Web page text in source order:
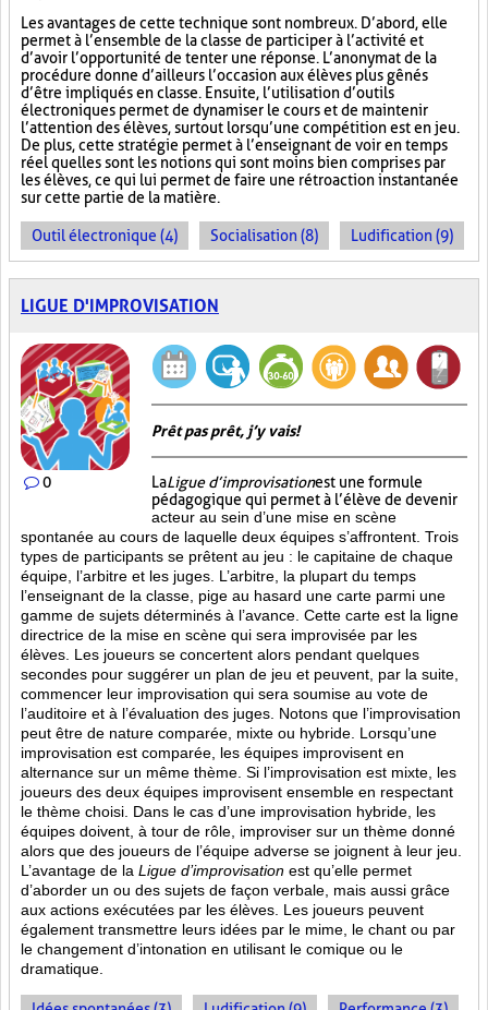
Les avantages de cette technique sont nombreux. D’abord, elle
permet à l’ensemble de la classe de participer à l’activité et
d’avoir l’opportunité de tenter une réponse. L’anonymat de la
procédure donne d’ailleurs l’occasion aux élèves plus gênés
d’être impliqués en classe. Ensuite, l’utilisation d’outils
électroniques permet de dynamiser le cours et de maintenir
l’attention des élèves, surtout lorsqu’une compétition est en jeu.
De plus, cette stratégie permet à l’enseignant de voir en temps
réel quelles sont les notions qui sont moins bien comprises par
les élèves, ce qui lui permet de faire une rétroaction instantanée
sur cette partie de la matière.
Outil électronique (4) Socialisation (8) Ludification (9)
LIGUE D'IMPROVISATION
0
Prêt pas prêt, j’y vais!
LaLigue d’improvisationest une formule
pédagogique qui permet à l’élève de devenir
acteur au sein d’une mise en scène
spontanée au cours de laquelle deux équipes s’affrontent. Trois
types de participants se prêtent au jeu : le capitaine de chaque
équipe, l’arbitre et les juges. L’arbitre, la plupart du temps
l’enseignant de la classe, pige au hasard une carte parmi une
gamme de sujets déterminés à l’avance. Cette carte est la ligne
directrice de la mise en scène qui sera improvisée par les
élèves. Les joueurs se concertent alors pendant quelques
secondes pour suggérer un plan de jeu et peuvent, par la suite,
commencer leur improvisation qui sera soumise au vote de
l’auditoire et à l’évaluation des juges. Notons que l’improvisation
peut être de nature comparée, mixte ou hybride. Lorsqu’une
improvisation est comparée, les équipes improvisent en
alternance sur un même thème. Si l’improvisation est mixte, les
joueurs des deux équipes improvisent ensemble en respectant
le thème choisi. Dans le cas d’une improvisation hybride, les
équipes doivent, à tour de rôle, improviser sur un thème donné
alors que des joueurs de l’équipe adverse se joignent à leur jeu.
L’avantage de la Ligue d’improvisation est qu’elle permet
d’aborder un ou des sujets de façon verbale, mais aussi grâce
aux actions exécutées par les élèves. Les joueurs peuvent
également transmettre leurs idées par le mime, le chant ou par
le changement d’intonation en utilisant le comique ou le
dramatique.